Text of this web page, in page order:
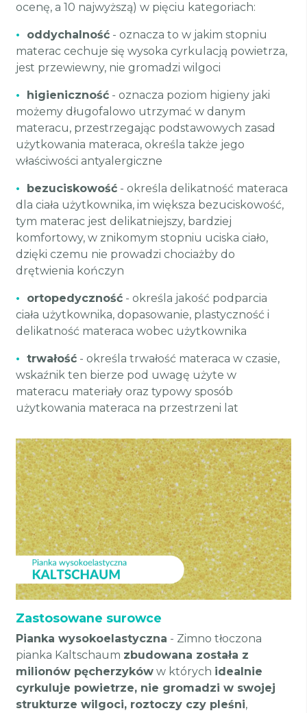
ocenę, a 10 najwyższą) w pięciu kategoriach:
• oddychalność - oznacza to w jakim stopniu
materac cechuje się wysoka cyrkulacją powietrza,
jest przewiewny, nie gromadzi wilgoci
• higieniczność - oznacza poziom higieny jaki
możemy długofalowo utrzymać w danym
materacu, przestrzegając podstawowych zasad
użytkowania materaca, określa także jego
właściwości antyalergiczne
• bezuciskowość - określa delikatność materaca
dla ciała użytkownika, im większa bezuciskowość,
tym materac jest delikatniejszy, bardziej
komfortowy, w znikomym stopniu uciska ciało,
dzięki czemu nie prowadzi chociażby do
drętwienia kończyn
• ortopedyczność - określa jakość podparcia
ciała użytkownika, dopasowanie, plastyczność i
delikatność materaca wobec użytkownika
• trwałość - określa trwałość materaca w czasie,
wskaźnik ten bierze pod uwagę użyte w
materacu materiały oraz typowy sposób
użytkowania materaca na przestrzeni lat
Zastosowane surowce
Pianka wysokoelastyczna - Zimno tłoczona
pianka Kaltschaum zbudowana została z
milionów pęcherzyków w których idealnie
cyrkuluje powietrze, nie gromadzi w swojej
strukturze wilgoci, roztoczy czy pleśni,